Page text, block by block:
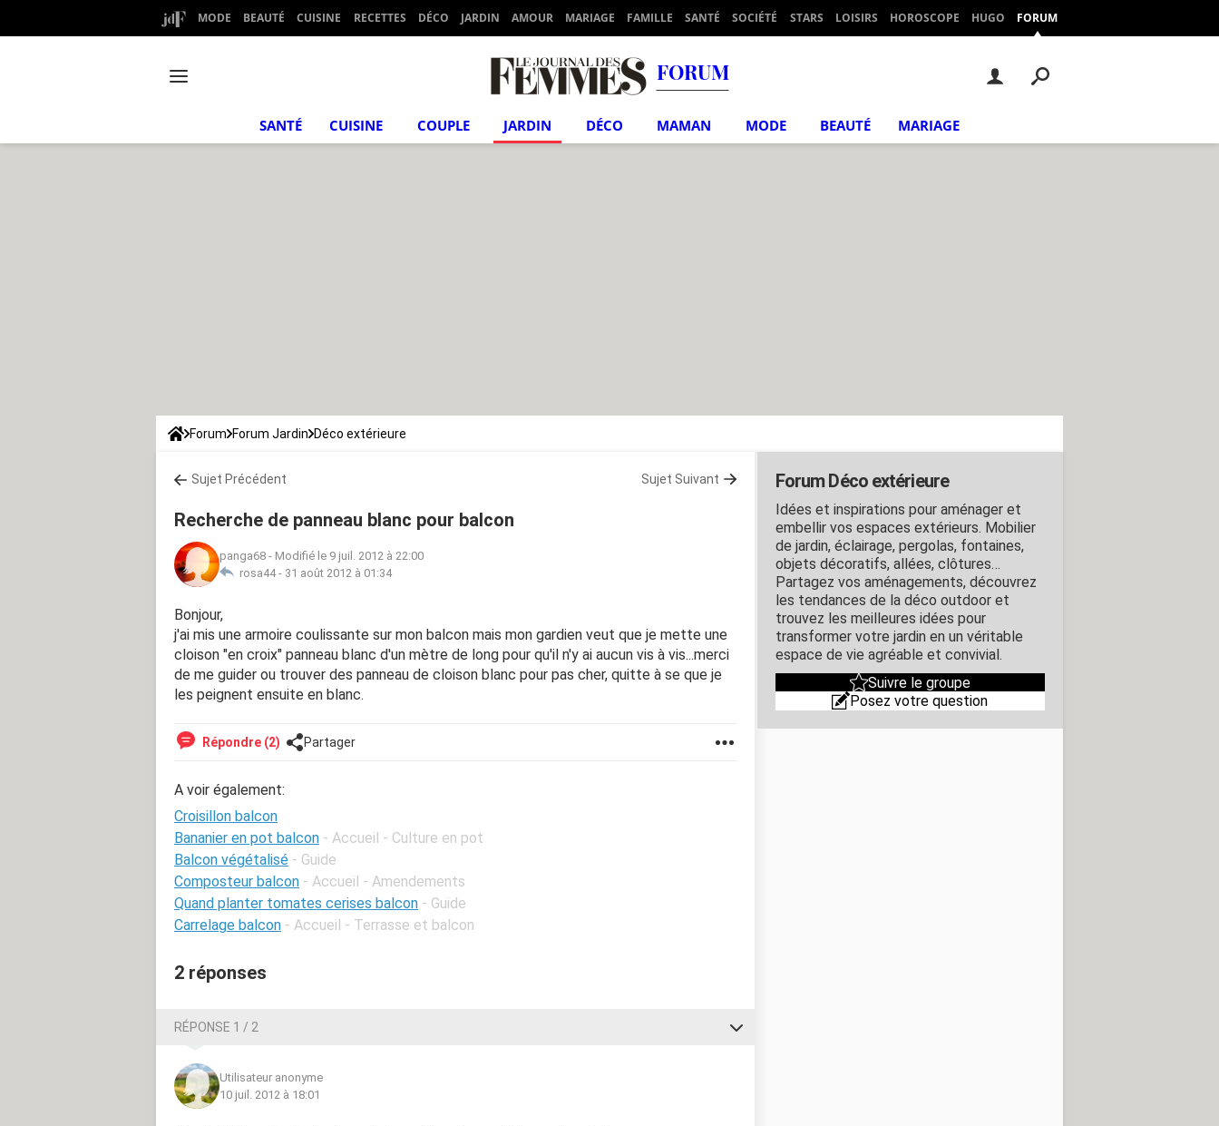
MODE BEAUTÉ CUISINE RECETTES DÉCO JARDIN AMOUR MARIAGE FAMILLE SANTÉ SOCIÉTÉ STARS LOISIRS HOROSCOPE HUGO FORUM
FORUM
SANTÉ CUISINE COUPLE JARDIN DÉCO MAMAN MODE BEAUTÉ MARIAGE
Forum Forum Jardin Déco extérieure
Sujet Précédent Sujet Suivant
Recherche de panneau blanc pour balcon
panga68 - Modifié le 9 juil. 2012 à 22:00
rosa44 - 31 août 2012 à 01:34
Bonjour,
j'ai mis une armoire coulissante sur mon balcon mais mon gardien veut que je mette une
cloison "en croix" panneau blanc d'un mètre de long pour qu'il n'y ai aucun vis à vis...merci
de me guider ou trouver des panneau de cloison blanc pour pas cher, quitte à se que je
les peignent ensuite en blanc.
Répondre (2) Partager
A voir également:
Croisillon balcon
Bananier en pot balcon - Accueil - Culture en pot
Balcon végétalisé - Guide
Composteur balcon - Accueil - Amendements
Quand planter tomates cerises balcon - Guide
Carrelage balcon - Accueil - Terrasse et balcon
2 réponses
RÉPONSE 1 / 2
Utilisateur anonyme
10 juil. 2012 à 18:01
Forum Déco extérieure
Idées et inspirations pour aménager et
embellir vos espaces extérieurs. Mobilier
de jardin, éclairage, pergolas, fontaines,
objets décoratifs, allées, clôtures…
Partagez vos aménagements, découvrez
les tendances de la déco outdoor et
trouvez les meilleures idées pour
transformer votre jardin en un véritable
espace de vie agréable et convivial.
Suivre le groupe
Posez votre question